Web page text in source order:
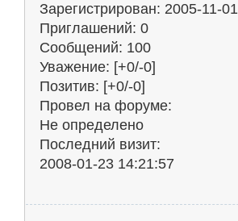
Зарегистрирован: 2005-11-01
Приглашений: 0
Сообщений: 100
Уважение: [+0/-0]
Позитив: [+0/-0]
Провел на форуме:
Не определено
Последний визит:
2008-01-23 14:21:57